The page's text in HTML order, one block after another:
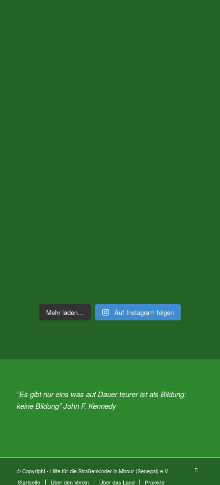
Mehr laden… Auf Instagram folgen
“Es gibt nur eins was auf Dauer teurer ist als Bildung:
keine Bildung” John F. Kennedy
© Copyright - Hilfe für die Straßenkinder in Mbour (Senegal) e.V.
Startseite
Über den Verein Über das Land Projekte